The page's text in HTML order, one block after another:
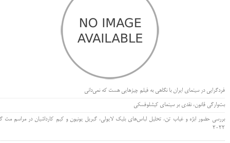
فردگرایی در سینمای ایران با نگاهی به فیلم چیزهایی هست که نمی‌دانی
بت‌وارگی قانون، نقدی بر سینمای کیشلوفسکی
بررسی حضور ابژه و غیاب تن، تحلیل لباس‌های بلیک لایولی، گبریل یونیون و کیم کارداشیان در مراسم مت
۲۰۲۲